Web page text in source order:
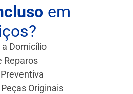
em
Domicílio
Reparos
Originais